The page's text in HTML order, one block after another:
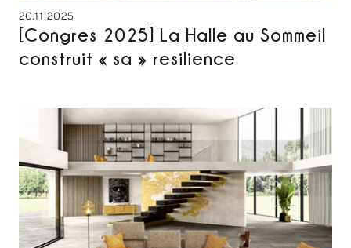
20.11.2025
[Congres 2025] La Halle au Sommeil
construit « sa » resilience